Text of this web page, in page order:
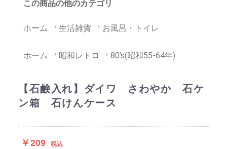
この商品の他のカテゴリ
ホーム 生活雑貨 お風呂・トイレ
ホーム 昭和レトロ 80's(昭和55-64年)
【石鹸入れ】ダイワ さわやか 石ケ
ン箱 石けんケース
￥209 税込